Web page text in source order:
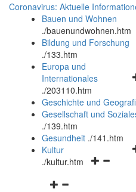
Coronavirus: Aktuelle
Bauen und Wohnen
./bauenundwohnen.htm
Bildung und Forschung
./133.htm
Europa und
Internationales
./203110.htm
Geschichte und
Gesellschaft und
./139.htm
Gesundheit ./141.htm
Kultur
./kultur.htm
Navigationsmenü